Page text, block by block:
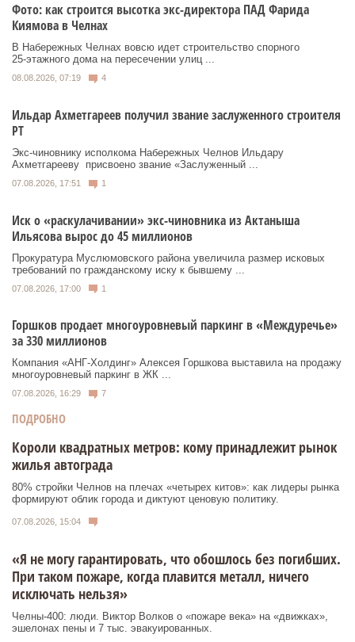
Фото: как строится высотка экс-директора ПАД Фарида
Киямова в Челнах
В Набережных Челнах вовсю идет строительство спорного
25‑этажного дома на пересечении улиц ...
08.08.2026, 07:19 4
Ильдар Ахметгареев получил звание заслуженного строителя
РТ
Экс‑чиновнику исполкома Набережных Челнов Ильдару
Ахметгарееву присвоено звание «Заслуженный ...
07.08.2026, 17:51 1
Иск о «раскулачивании» экс-чиновника из Актаныша
Ильясова вырос до 45 миллионов
Прокуратура Муслюмовского района увеличила размер исковых
требований по гражданскому иску к бывшему ...
07.08.2026, 17:00 1
Горшков продает многоуровневый паркинг в «Междуречье»
за 330 миллионов
Компания «АНГ-Холдинг» Алексея Горшкова выставила на продажу
многоуровневый паркинг в ЖК ...
07.08.2026, 16:29 7
ПОДРОБНО
Короли квадратных метров: кому принадлежит рынок
жилья автограда
80% стройки Челнов на плечах «четырех китов»: как лидеры рынка
формируют облик города и диктуют ценовую политику.
07.08.2026, 15:04
«Я не могу гарантировать, что обошлось без погибших.
При таком пожаре, когда плавится металл, ничего
исключать нельзя»
Челны-400: люди. Виктор Волков о «пожаре века» на «движках»,
эшелонах пены и 7 тыс. эвакуированных.